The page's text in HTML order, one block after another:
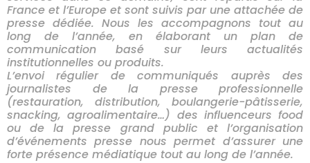
France et l’Europe et sont suivis par une attachée de
presse dédiée. Nous les accompagnons tout au
long de l’année, en élaborant un plan de
communication basé sur leurs actualités
institutionnelles ou produits.
L’envoi régulier de communiqués auprès des
journalistes de la presse professionnelle
(restauration, distribution, boulangerie-pâtisserie,
snacking, agroalimentaire…) des influenceurs food
ou de la presse grand public et l’organisation
d’événements presse nous permet d’assurer une
forte présence médiatique tout au long de l’année.